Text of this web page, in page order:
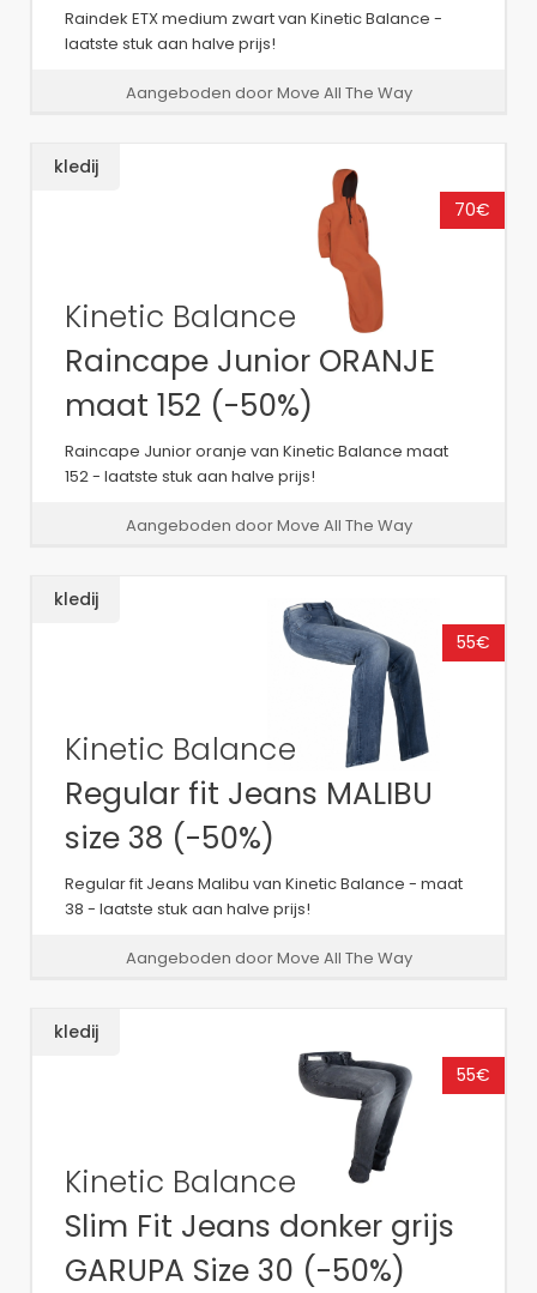
Raindek ETX medium zwart van Kinetic Balance -
laatste stuk aan halve prijs!
Aangeboden door Move All The Way
kledij
70€
Kinetic Balance
Raincape Junior ORANJE
maat 152 (-50%)
Raincape Junior oranje van Kinetic Balance maat
152 - laatste stuk aan halve prijs!
Aangeboden door Move All The Way
kledij
55€
Kinetic Balance
Regular fit Jeans MALIBU
size 38 (-50%)
Regular fit Jeans Malibu van Kinetic Balance - maat
38 - laatste stuk aan halve prijs!
Aangeboden door Move All The Way
kledij
55€
Kinetic Balance
Slim Fit Jeans donker grijs
GARUPA Size 30 (-50%)